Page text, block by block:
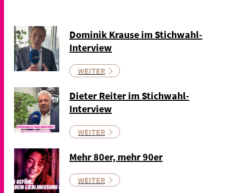
Dominik Krause im Stichwahl-
Interview
WEITER
Dieter Reiter im Stichwahl-
Interview
WEITER
Mehr 80er, mehr 90er
WEITER